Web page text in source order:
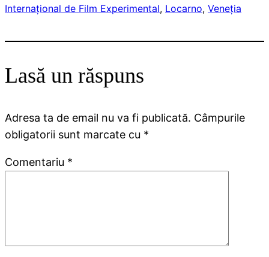
Internaţional de Film Experimental, Locarno, Veneţia
Lasă un răspuns
Adresa ta de email nu va fi publicată. Câmpurile
obligatorii sunt marcate cu *
Comentariu *